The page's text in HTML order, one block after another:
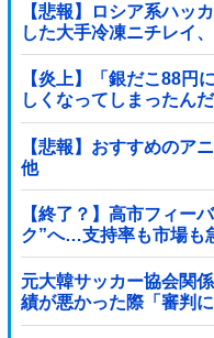
【悲報】ロシア系ハッ
した大手冷凍ニチレイ
公開される
【炎上】「銀だこ88円
しくなってしまったん
るだけでなんでこんな
【悲報】おすすめのア
他
【終了？】高市フィー
ク”へ…支持率も市場も
元大韓サッカー協会関
績が悪かった際「審判
ないかと叱責した」